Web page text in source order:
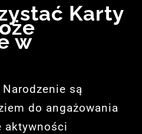
Karty
w
są
do angażowania
aktywności